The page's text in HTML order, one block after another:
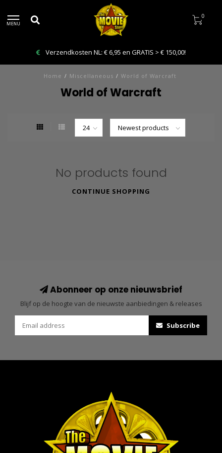
MENU
0
Verzendkosten NL: € 6,95 en GRATIS > € 150,00!
Home / Miscellaneous / World of Warcraft
World of Warcraft
No products found
CONTINUE SHOPPING
Abonneer op onze nieuwsbrief
Blijf op de hoogte van de nieuwste aanbiedingen & releases
Subscribe